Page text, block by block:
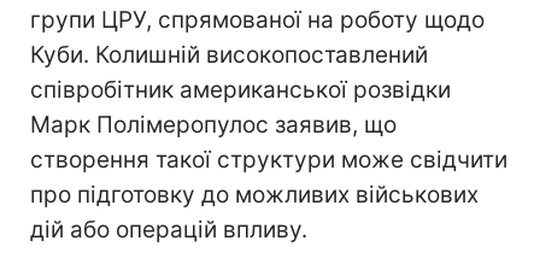
групи ЦРУ, спрямованої на роботу щодо
Куби. Колишній високопоставлений
співробітник американської розвідки
Марк Полімеропулос заявив, що
створення такої структури може свідчити
про підготовку до можливих військових
дій або операцій впливу.